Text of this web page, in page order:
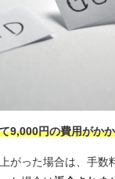
9,000円の費用がか
がった場合は、手数